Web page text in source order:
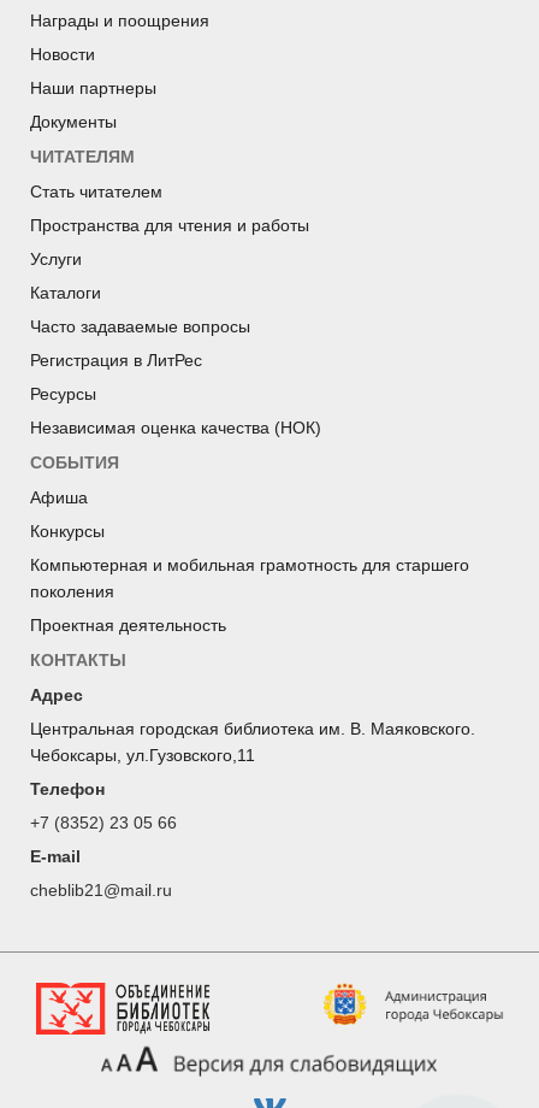
Награды и поощрения
Новости
Наши партнеры
Документы
ЧИТАТЕЛЯМ
Стать читателем
Пространства для чтения и работы
Услуги
Каталоги
Часто задаваемые вопросы
Регистрация в ЛитРес
Ресурсы
Независимая оценка качества (НОК)
СОБЫТИЯ
Афиша
Конкурсы
Компьютерная и мобильная грамотность для старшего
поколения
Проектная деятельность
КОНТАКТЫ
Адрес
Центральная городская библиотека им. В. Маяковского.
Чебоксары, ул.Гузовского,11
Телефон
+7 (8352) 23 05 66
E-mail
cheblib21@mail.ru